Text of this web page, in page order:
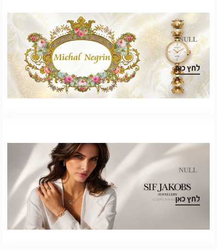
NULL
.
לחץ כאן
NULL
.
לחץ כאן